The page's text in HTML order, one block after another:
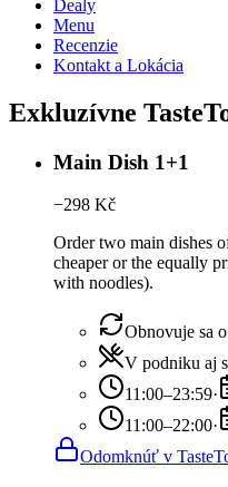
Dealy
Menu
Recenzie
Kontakt a Lokácia
Exkluzívne
Main Dish 1+1
−298 Kč
Order two main dishes
cheaper or the equally
with noodles).
Obnovuje sa
V podniku aj
11:00–23:59·
11:00–22:00·
Odomknúť v